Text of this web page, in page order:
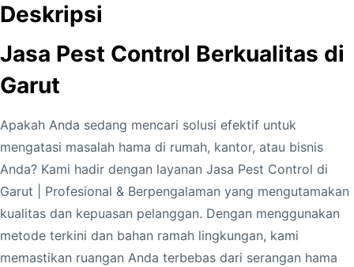
Deskripsi
Jasa Pest Control Berkualitas di
Garut
Apakah Anda sedang mencari solusi efektif untuk
mengatasi masalah hama di rumah, kantor, atau bisnis
Anda? Kami hadir dengan layanan Jasa Pest Control di
Garut | Profesional & Berpengalaman yang mengutamakan
kualitas dan kepuasan pelanggan. Dengan menggunakan
metode terkini dan bahan ramah lingkungan, kami
memastikan ruangan Anda terbebas dari serangan hama